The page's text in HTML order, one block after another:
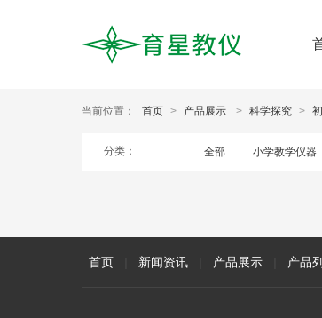
当前位置： 首页 > 产品展示 > 科学探究 >
分类： 全部 小学教学仪器
首页 新闻资讯 产品展示 产品